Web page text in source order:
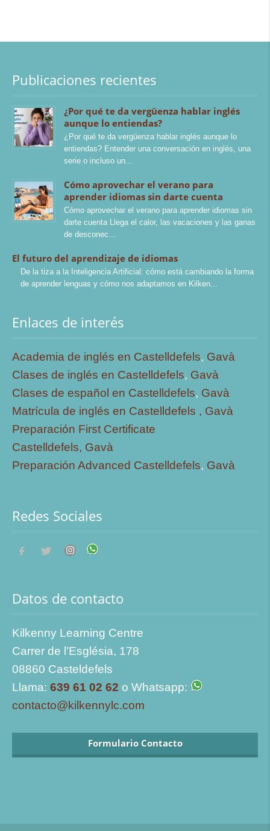
Publicaciones recientes
¿Por qué te da vergüenza hablar inglés
aunque lo entiendas?
¿Por qué te da vergüenza hablar inglés aunque lo
entiendas? Entender una conversación en inglés, una
serie o incluso un
Cómo aprovechar el verano para
aprender idiomas sin darte cuenta
Cómo aprovechar el verano para aprender idiomas sin
darte cuenta Llega el calor, las vacaciones y las ganas
de desconec
El futuro del aprendizaje de idiomas
De la tiza a la Inteligencia Artificial: cómo está cambiando la forma
de aprender lenguas y cómo nos adaptamos en Kilken
Enlaces de interés
Academia de inglés en Castelldefels, Gavà
Clases de inglés en Castelldefels, Gavà
Clases de español en Castelldefels, Gavà
Matrícula de inglés en Castelldefels , Gavà
Preparación First Certificate
Castelldefels, Gavà
Preparación Advanced Castelldefels, Gavà
Redes Sociales
Datos de contacto
Kilkenny Learning Centre
Carrer de l’Església, 178
08860 Casteldefels
Llama: 639 61 02 62 o Whatsapp:
contacto@kilkennylc.com
Formulario Contacto